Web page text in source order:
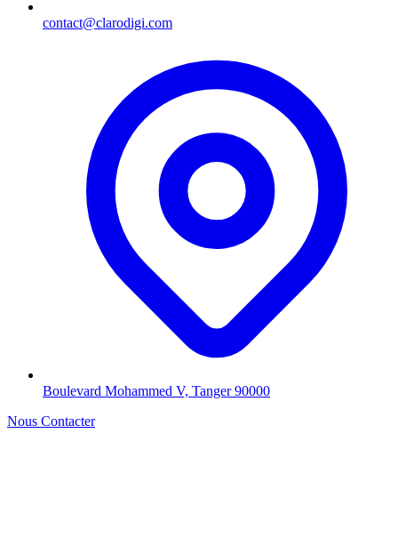
contact@clarodigi.com
Boulevard Mohammed V, Tanger 90000
Nous Contacter